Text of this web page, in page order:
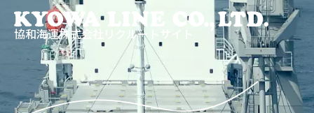
協和海運株式会社リクルートサイト